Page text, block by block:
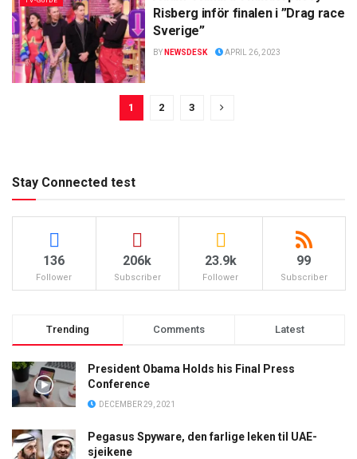
Risberg inför finalen i ”Drag race
Sverige”
BY NEWSDESK APRIL 26, 2023
1 2 3
Stay Connected test
136
Follower
206k
Subscriber
23.9k
Follower
99
Subscriber
Trending Comments Latest
President Obama Holds his Final Press
Conference
DECEMBER 29, 2021
Pegasus Spyware, den farlige leken til UAE-
sjeikene